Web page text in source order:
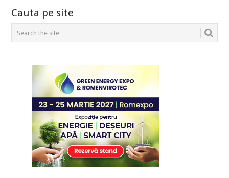
POSTS
NAVIGATION
Cauta pe site